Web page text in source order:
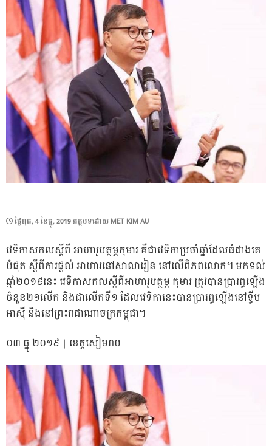
POSTED
ថ្ងៃ​ពុធ, 4 ខែ​ធ្នូ, 2019អត្ថបទដោយ MET KIM AU
វេទិកា​សកល​ស្តីពី អាហា​រូបត្ថម្ភកុមារ គឺជា​វេទិកា​ប្រចាំ​ឆ្នាំ​ដែល​ធំជាងគេ
បំផុត ស្តីពី​ការផ្តល់ អាហារ​នៅ​សាលារៀន នៅ​លើ​ពិភពលោក។ មកទល់
ឆ្នាំ២០១៩នេះ វេទិកា​សកល​ស្តីពី​អាហារូបត្ថម្ភ កុមារ ត្រូវ​បាន​ប្រារព្ធ​ឡើង
ចំនួន២១​លើក និងជាលើកទី១ ដែល​វេទិកា​នេះ​បាន​ប្រារព្ធ​ឡើង​នៅ​ទ្វីប​
អាស៊ី និង​នៅ​ព្រះរាជាណាចក្រ​កម្ពុជា។
០៣​ ធ្នូ​ ២០១៩ | ខេត្តសៀមរាប